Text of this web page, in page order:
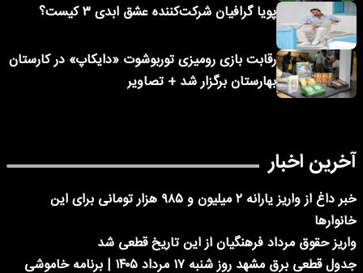
پویا گرافیان شرکت‌کننده عشق ابدی ۳ کیست؟
رقابت بازی رومیزی توربوشوت «دایکاپ» در کارستان
بهارستان برگزار شد + تصاویر
آخرین اخبار
خبر داغ از واریز یارانه ۲ میلیون و ۹۸۵ هزار تومانی برای این
خانوارها
واریز حقوق مرداد فرهنگیان از این تاریخ قطعی شد
جدول قطعی برق مشهد روز شنبه ۱۷ مرداد ۱۴۰۵ | برنامه خاموشی